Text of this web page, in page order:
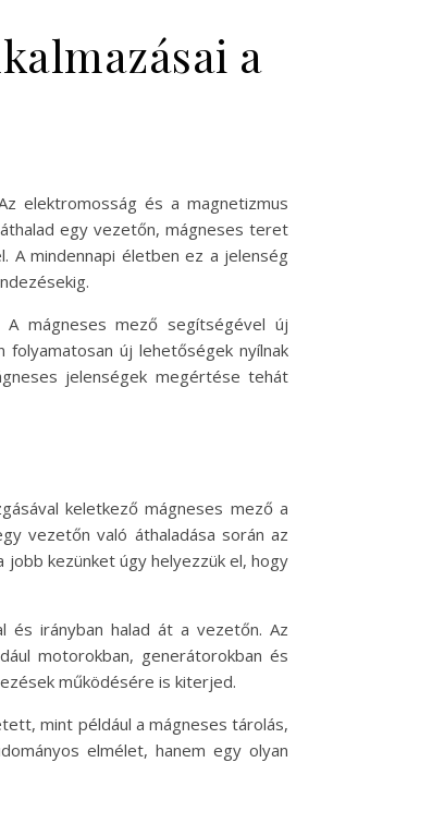
a
elektromosság és a magnetizmus
egy vezetőn, mágneses teret
A mindennapi életben ez a jelenség
A mágneses mező segítségével új
új lehetőségek nyílnak
jelenségek megértése tehát
keletkező mágneses mező a
vezetőn való áthaladása során az
kezünket úgy helyezzük el, hogy
és irányban halad át a vezetőn. Az
motorokban, generátorokban és
működésére is kiterjed.
mint például a mágneses tárolás,
elmélet, hanem egy olyan